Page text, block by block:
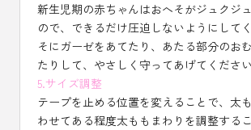
新生児期の赤ちゃんはおへそがジュクジ
ので、できるだけ圧迫しないようにして
そにガーゼをあてたり、あたる部分のお
たりして、やさしく守ってあげてください
5.サイズ調整
テープを止める位置を変えることで、太
わせてある程度太ももまわりを調整する